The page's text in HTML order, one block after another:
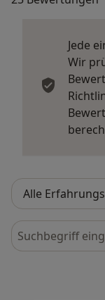
Jede
Wir
Bewertungen